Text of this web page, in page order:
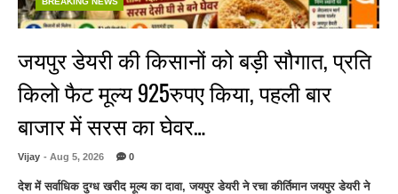
जयपुर डेयरी की किसानों को बड़ी सौगात, प्रति
किलो फैट मूल्य 925रुपए किया, पहली बार
बाजार में सरस का घेवर…
Vijay - Aug 5, 2026 0
देश में सर्वाधिक दुग्ध खरीद मूल्य का दावा, जयपुर डेयरी ने रचा कीर्तिमान जयपुर डेयरी ने